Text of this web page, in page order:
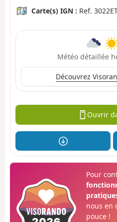
Carte(s) IGN : Ref.
Météo détaillée
Découvrez
Ouvrir
Pour
nous en
pouce !